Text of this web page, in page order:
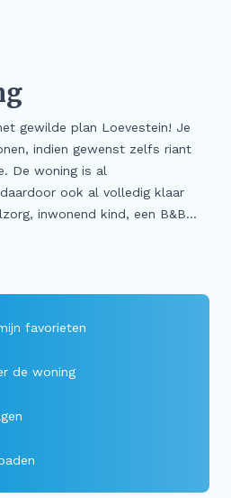
gewilde plan Loevestein! Je
indien gewenst zelfs riant
De woning is al
ook al volledig klaar
inwonend kind, een B&B...
de woning